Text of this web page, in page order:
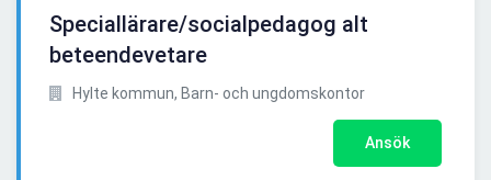
Speciallärare/socialpedagog alt
beteendevetare
Hylte kommun, Barn- och ungdomskontor
Ansök